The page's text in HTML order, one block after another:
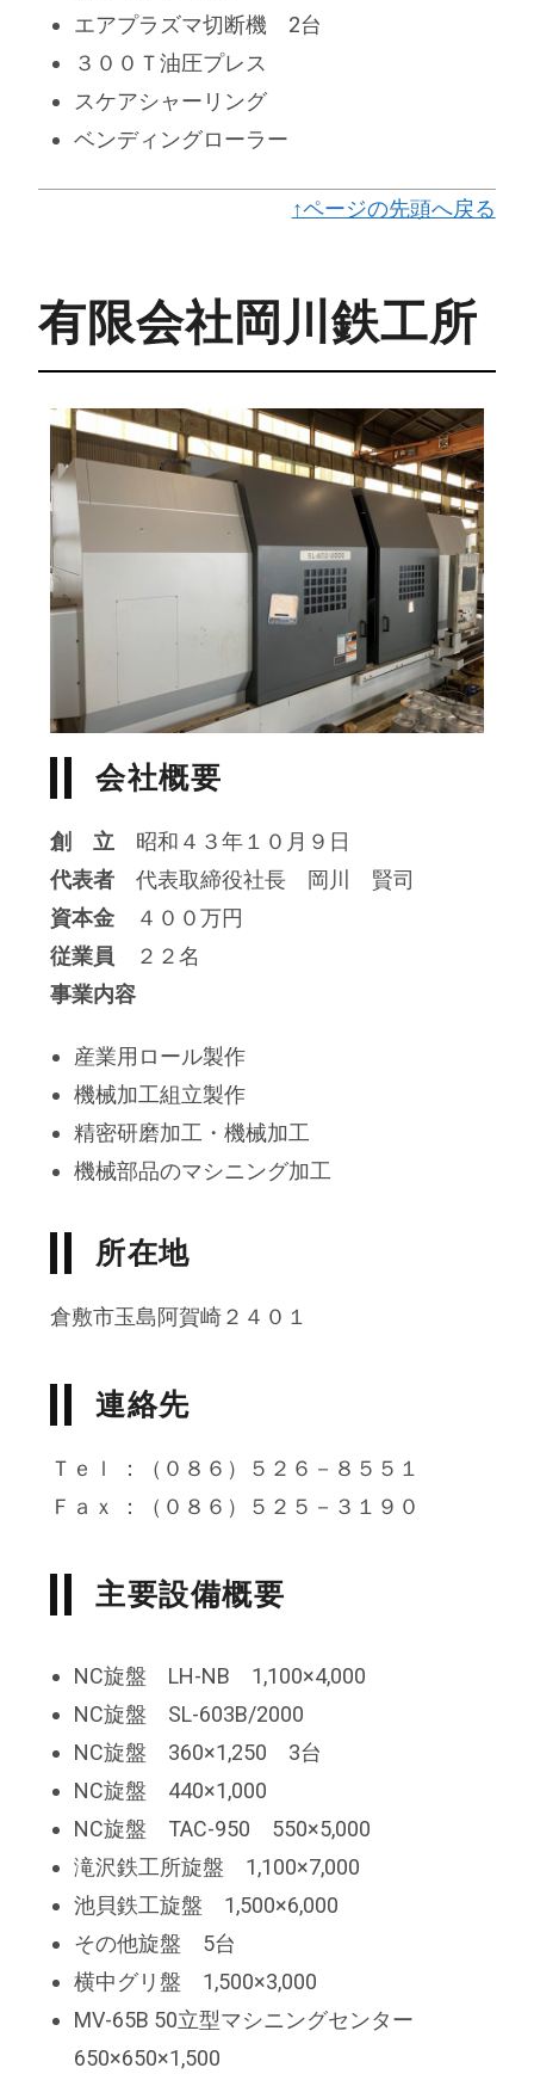
エアプラズマ切断機 2台
３００Ｔ油圧プレス
スケアシャーリング
ベンディングローラー
↑ページの先頭へ戻る
有限会社岡川鉄工所
会社概要
創 立 昭和４３年１０月９日
代表者 代表取締役社長 岡川 賢司
資本金 ４００万円
従業員 ２２名
事業内容
産業用ロール製作
機械加工組立製作
精密研磨加工・機械加工
機械部品のマシニング加工
所在地
倉敷市玉島阿賀崎２４０１
連絡先
Ｔｅｌ ：（０８６）５２６－８５５１
Ｆａｘ ：（０８６）５２５－３１９０
主要設備概要
NC旋盤 LH-NB 1,100×4,000
NC旋盤 SL-603B/2000
NC旋盤 360×1,250 3台
NC旋盤 440×1,000
NC旋盤 TAC-950 550×5,000
滝沢鉄工所旋盤 1,100×7,000
池貝鉄工旋盤 1,500×6,000
その他旋盤 5台
横中グリ盤 1,500×3,000
MV-65B 50立型マシニングセンター
650×650×1,500